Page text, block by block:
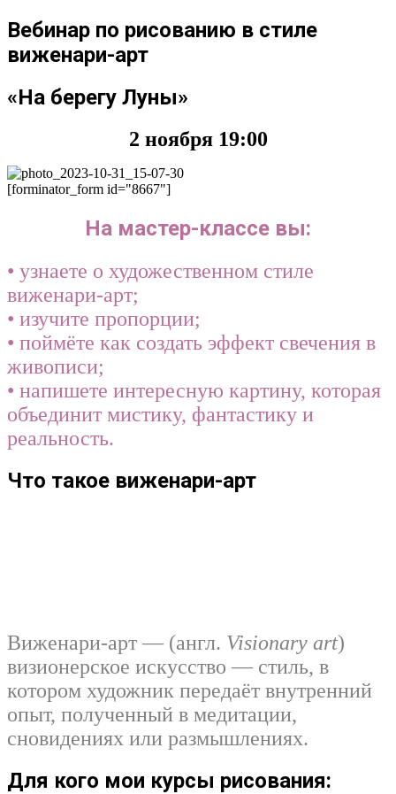
Вебинар по рисованию в стиле
виженари-арт
«На берегу Луны»
2 ноября 19:00
[forminator_form id="8667"]
На мастер-классе вы:
• узнаете о художественном стиле
виженари-арт;
• изучите пропорции;
• поймёте как создать эффект свечения в
живописи;
• напишете интересную картину, которая
объединит мистику, фантастику и
реальность.
Что такое виженари-арт
Виженари-арт — (англ. Visionary art)
визионерское искусство — стиль, в
котором художник передаёт внутренний
опыт, полученный в медитации,
сновидениях или размышлениях.
Для кого мои курсы рисования: